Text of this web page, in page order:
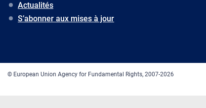
Actualités
S’abonner aux mises à jour
© European Union Agency for Fundamental Rights, 2007-2026